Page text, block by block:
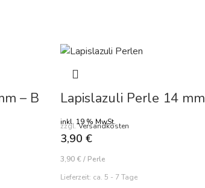
– B
Lapislazuli Perle 14 mm
inkl. 19 % MwSt.
zzgl.Versandkosten
3,90 €
3,90 € / Perle
Lieferzeit: ca. 5 - 7 Tage